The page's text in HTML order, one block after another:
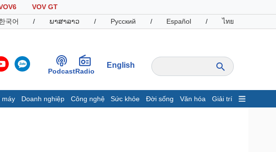
VOV GT
국어 / ພາສາລາວ / Русский / Español / ไทย
PodcastRadio
English
máy Doanh nghiệp Công nghệ Sức khỏe Đời sống Văn hóa Giải trí